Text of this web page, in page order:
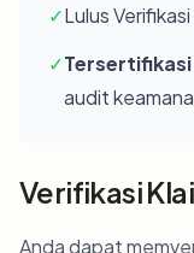
✓Lulus
✓Tersertifikasi
audit
Verifikasi
Anda dapat